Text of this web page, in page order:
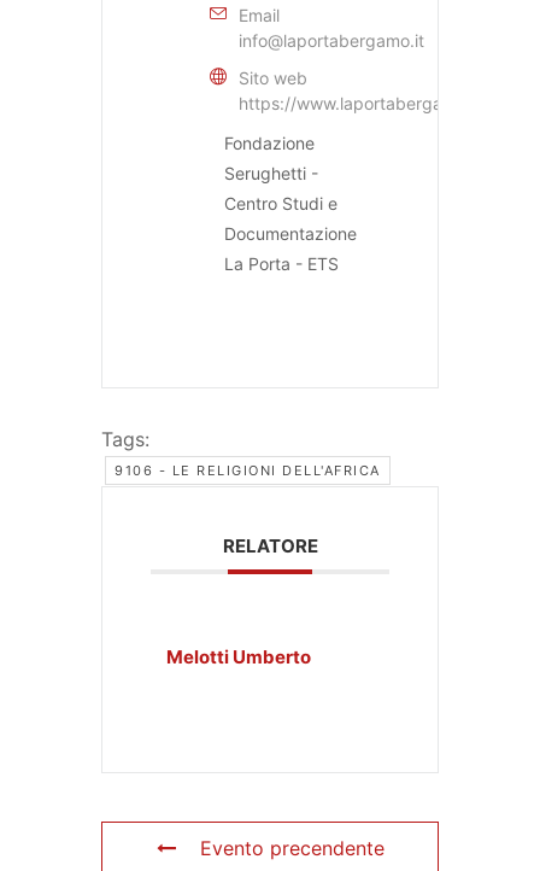
Email
info@laportabergamo.it
Sito web
https://www.laportabergamo.it
Fondazione
Serughetti -
Centro Studi e
Documentazione
La Porta - ETS
Tags:
9106 - LE RELIGIONI DELL'AFRICA
RELATORE
Melotti Umberto
Evento precendente